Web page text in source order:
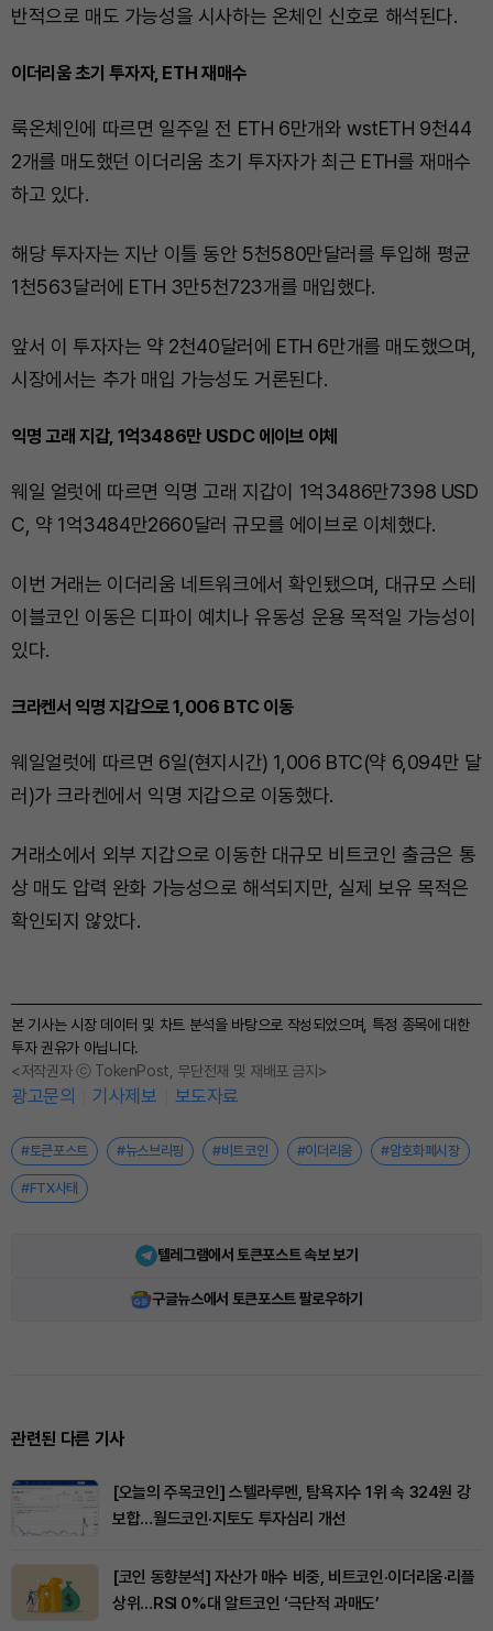
반적으로 매도 가능성을 시사하는 온체인 신호로 해석된다.
이더리움 초기 투자자, ETH 재매수
룩온체인에 따르면 일주일 전 ETH 6만개와 wstETH 9천44
2개를 매도했던 이더리움 초기 투자자가 최근 ETH를 재매수
하고 있다.
해당 투자자는 지난 이틀 동안 5천580만달러를 투입해 평균
1천563달러에 ETH 3만5천723개를 매입했다.
앞서 이 투자자는 약 2천40달러에 ETH 6만개를 매도했으며,
시장에서는 추가 매입 가능성도 거론된다.
익명 고래 지갑, 1억3486만 USDC 에이브 이체
웨일 얼럿에 따르면 익명 고래 지갑이 1억3486만7398 USD
C, 약 1억3484만2660달러 규모를 에이브로 이체했다.
이번 거래는 이더리움 네트워크에서 확인됐으며, 대규모 스테
이블코인 이동은 디파이 예치나 유동성 운용 목적일 가능성이
있다.
크라켄서 익명 지갑으로 1,006 BTC 이동
웨일얼럿에 따르면 6일(현지시간) 1,006 BTC(약 6,094만 달
러)가 크라켄에서 익명 지갑으로 이동했다.
거래소에서 외부 지갑으로 이동한 대규모 비트코인 출금은 통
상 매도 압력 완화 가능성으로 해석되지만, 실제 보유 목적은
확인되지 않았다.
본 기사는 시장 데이터 및 차트 분석을 바탕으로 작성되었으며, 특정 종목에 대한
투자 권유가 아닙니다.
<저작권자 ⓒ TokenPost, 무단전재 및 재배포 금지>
광고문의 기사제보 보도자료
#토큰포스트 #뉴스브리핑 #비트코인 #이더리움 #암호화폐시장
#FTX사태
텔레그램에서 토큰포스트 속보 보기
구글뉴스에서 토큰포스트 팔로우하기
관련된 다른 기사
[오늘의 주목코인] 스텔라루멘, 탐욕지수 1위 속 324원 강
보합…월드코인·지토도 투자심리 개선
[코인 동향분석] 자산가 매수 비중, 비트코인·이더리움·리플
상위…RSI 0%대 알트코인 ‘극단적 과매도’